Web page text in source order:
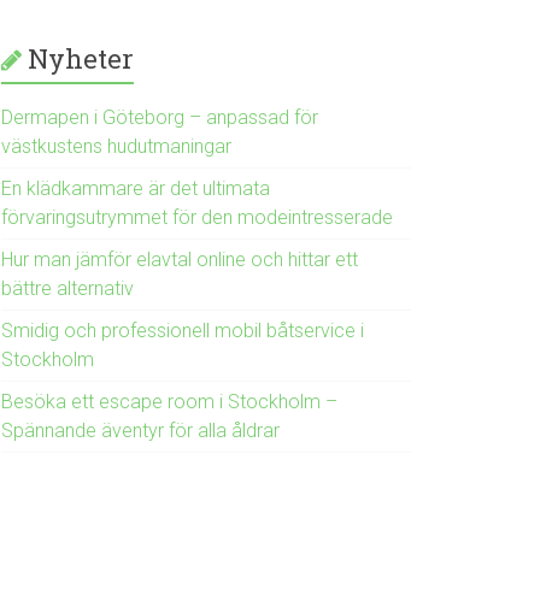
Nyheter
Dermapen i Göteborg – anpassad för
västkustens hudutmaningar
En klädkammare är det ultimata
förvaringsutrymmet för den modeintresserade
Hur man jämför elavtal online och hittar ett
bättre alternativ
Smidig och professionell mobil båtservice i
Stockholm
Besöka ett escape room i Stockholm –
Spännande äventyr för alla åldrar